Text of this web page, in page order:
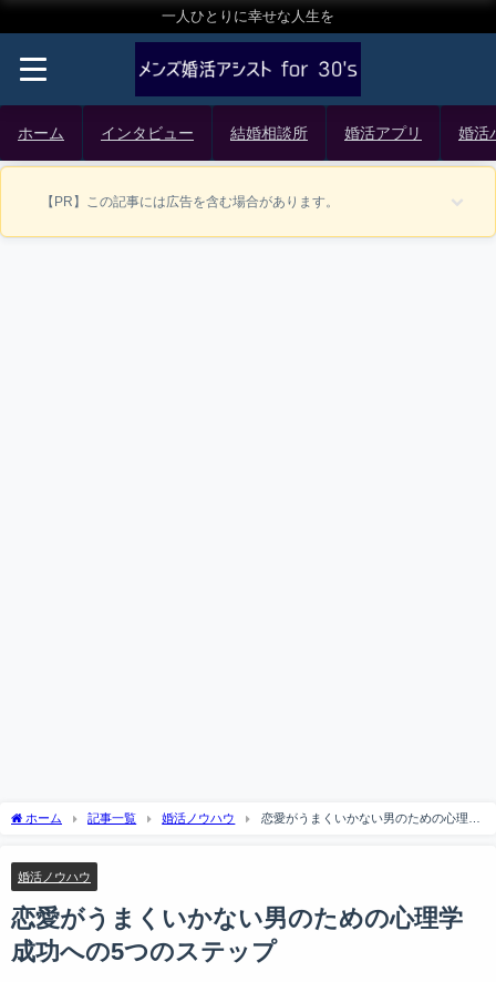
一人ひとりに幸せな人生を
ホーム インタビュー 結婚相談所 婚活アプリ 婚活
【PR】この記事には広告を含む場合があります。
ホーム 記事一覧 婚活ノウハウ
恋愛がうまくいかない男のための心理学
婚活ノウハウ
恋愛がうまくいかない男のための心理学
成功への5つのステップ